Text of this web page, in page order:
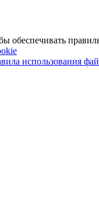
использования